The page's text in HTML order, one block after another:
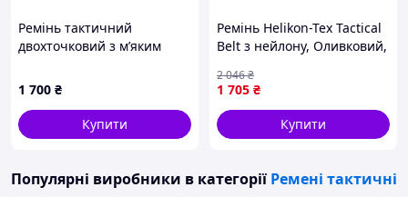
Ремінь тактичний
двохточковий з м’яким
або напряму через
елементи Койот/
Коричневий
1 700 ₴
Купити
Ремінь Helikon-Tex Tactical
Belt з нейлону, Оливковий,
System
1 705 ₴
2 046₴
Купити
Популярні виробники в категорії Ремені тактичні